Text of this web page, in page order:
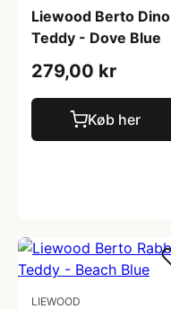
Liewood Berto Dino
Teddy - Dove Blue
279,00 kr
Køb her
LIEWOOD